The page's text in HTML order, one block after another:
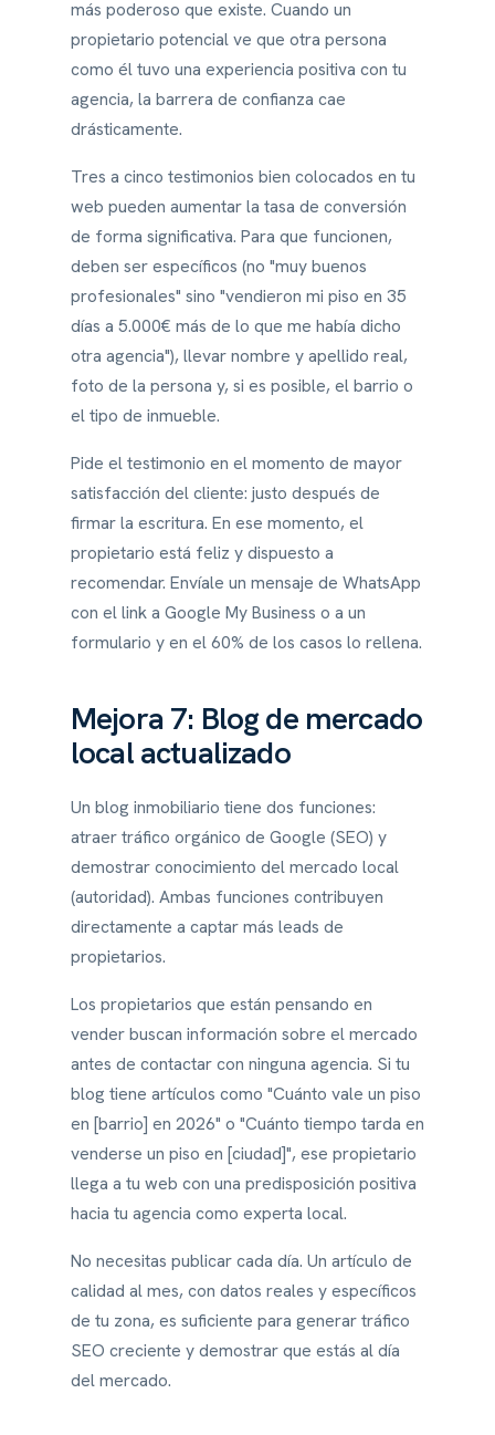
más poderoso que existe. Cuando un
propietario potencial ve que otra persona
como él tuvo una experiencia positiva con tu
agencia, la barrera de confianza cae
drásticamente.
Tres a cinco testimonios bien colocados en tu
web pueden aumentar la tasa de conversión
de forma significativa. Para que funcionen,
deben ser específicos (no "muy buenos
profesionales" sino "vendieron mi piso en 35
días a 5.000€ más de lo que me había dicho
otra agencia"), llevar nombre y apellido real,
foto de la persona y, si es posible, el barrio o
el tipo de inmueble.
Pide el testimonio en el momento de mayor
satisfacción del cliente: justo después de
firmar la escritura. En ese momento, el
propietario está feliz y dispuesto a
recomendar. Envíale un mensaje de WhatsApp
con el link a Google My Business o a un
formulario y en el 60% de los casos lo rellena.
Mejora 7: Blog de mercado
local actualizado
Un blog inmobiliario tiene dos funciones:
atraer tráfico orgánico de Google (SEO) y
demostrar conocimiento del mercado local
(autoridad). Ambas funciones contribuyen
directamente a captar más leads de
propietarios.
Los propietarios que están pensando en
vender buscan información sobre el mercado
antes de contactar con ninguna agencia. Si tu
blog tiene artículos como "Cuánto vale un piso
en [barrio] en 2026" o "Cuánto tiempo tarda en
venderse un piso en [ciudad]", ese propietario
llega a tu web con una predisposición positiva
hacia tu agencia como experta local.
No necesitas publicar cada día. Un artículo de
calidad al mes, con datos reales y específicos
de tu zona, es suficiente para generar tráfico
SEO creciente y demostrar que estás al día
del mercado.